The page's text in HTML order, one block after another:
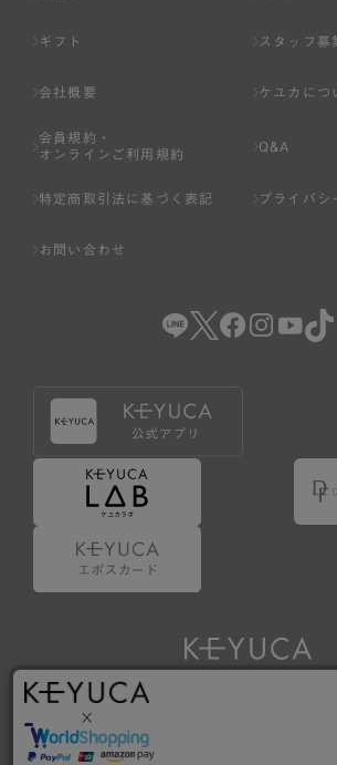
基づき判断した場合は、弊社は、その登
のいずれかの事由に該当する場合は、そ
または事前に通知することなく一旦なさ
いる場合。
（5） その他、本規約または個別規定に違
4.会員登録が取り消された場合において
弊社とのお取引等により既に発生した支
の義務および本規約上の義務の履行責任
します。
5.仮登録とは、ケユカが提供するアプリ
用するための簡易的な会員登録（以下「
6.仮登録をすることで、第9条のポイント
とができます。
7.仮登録状態はポイントの利用は行えず
に登録完了することでポイント利用が行
す。
ギフト スタッフ募
会社概要 ケユカにつ
会員規約・
オンラインご利用規約
Q&A
特定商取引法に基づく表記 プライバシ
お問い合わせ
Copyright © KAWAJUN Co., Ltd. All Rights